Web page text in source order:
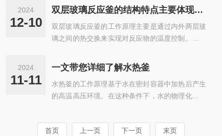
应的充分进行。搅拌系统则通过不同类型的搅拌桨
性和反应需求，实现均匀的混合与传质传热，...
通过机械形式制冷，利用压缩机对制冷剂进行压
缩，使其温度和压力升高，成为高温高压的气态制
冷剂；气态制冷剂进入冷凝器，在冷却介质的作用
下冷却凝结成液态；液态制冷剂经膨胀阀降压后进
循环泵驱动冷却液在系统中不断循环，将热量带
组成：-泵体：核心部分通常由耐腐蚀材料制成，...
2024
12-10
双层玻璃反应釜的结构特点主要体现在以下几个方面
双层玻璃反应釜的工作原理主要是通过内外两层玻
璃之间的热交换来实现对反应物的温度控制。当需
量；当需要冷却时，可以通过内层玻璃向外层玻璃
传递热量，热交换效率高，因此可以快速地调整反
应物的温度，满足不同的实验需求。广泛应用于化
工、医药、食品、环保等领域。在化工领域，它可
医药领域，它可以用于药物的合成和提取；在食品
领域，它可以用于食品的加工和保存；在环保领
2024
11-11
一文带您详细了解水热釜
水热釜的工作原理基于水在密封容器中加热后产生
的高温高压环境。在这种条件下，水的物理化学性
合成、晶体生长、材料处理等。由于水热反应通常
首页 上一页 下一页 末页